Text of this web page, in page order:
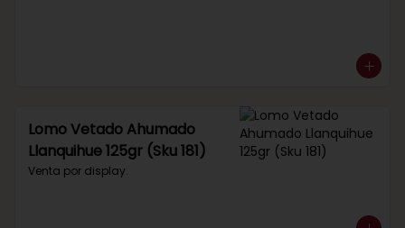
Lomo Vetado Ahumado
Llanquihue 125gr (Sku 181)
Venta por display.